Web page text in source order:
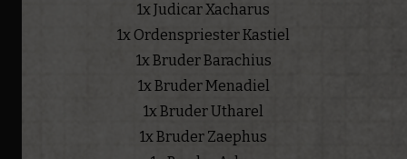
1x Judicar Xacharus
1x Ordenspriester Kastiel
1x Bruder Barachius
1x Bruder Menadiel
1x Bruder Utharel
1x Bruder Zaephus